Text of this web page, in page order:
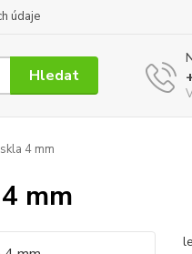
údaje
Hledat
4 mm
mm